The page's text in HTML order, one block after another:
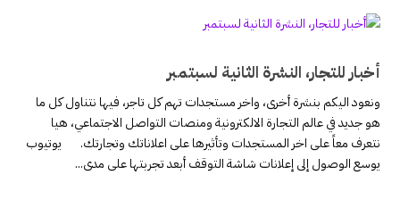
أخبار للتجار، النشرة الثانية لسبتمبر
ونعود اليكم بنشرة أخرى، واخر مستجدات تهم كل تاجر، فيها نتناول كل ما
هو جديد في عالم التجارة الالكترونية ومنصات التواصل الاجتماعي، هيا
نتعرف معاً على اخر المستجدات وتأثيرها على اعلاناتك وتجارتك. يوتيوب
يوسع الوصول إلى إعلانات شاشة التوقف أبعد تجربتها على مدى...